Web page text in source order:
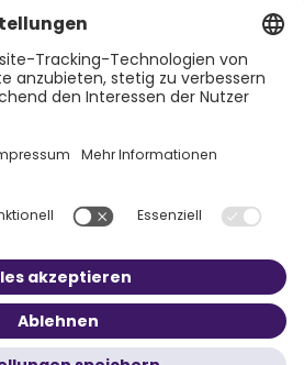
Health Medical GmbH